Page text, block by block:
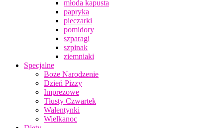
młoda kapusta
papryka
pieczarki
pomidory
szparagi
szpinak
ziemniaki
Specjalne
Boże Narodzenie
Dzień Pizzy
Imprezowe
Tłusty Czwartek
Walentynki
Wielkanoc